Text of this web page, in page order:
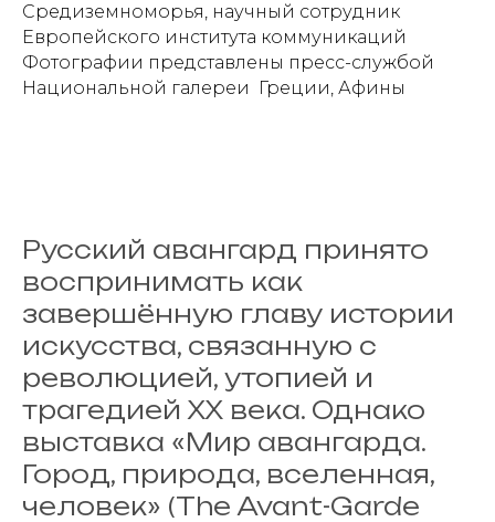
Средиземноморья, научный сотрудник
Европейского института коммуникаций
Фотографии представлены пресс-службой
Национальной галереи Греции, Афины
Русский авангард принято
воспринимать как
завершённую главу истории
искусства, связанную с
революцией, утопией и
трагедией ХХ века. Однако
выставка «Мир авангарда.
Город, природа, вселенная,
человек» (The Avant-Garde